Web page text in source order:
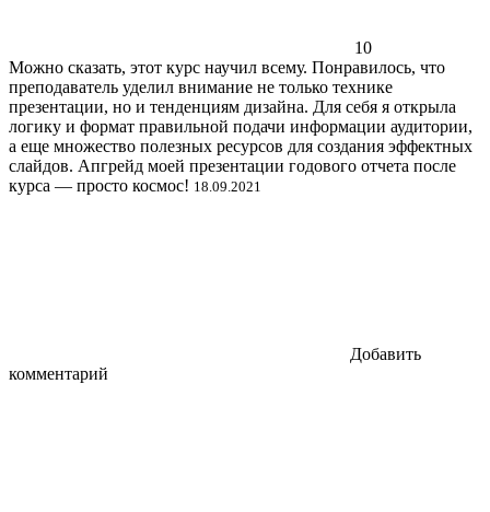
10
Можно сказать, этот курс научил всему. Понравилось, что
преподаватель уделил внимание не только технике
презентации, но и тенденциям дизайна. Для себя я открыла
логику и формат правильной подачи информации аудитории,
а еще множество полезных ресурсов для создания эффектных
слайдов. Апгрейд моей презентации годового отчета после
курса — просто космос! 18.09.2021
Добавить
комментарий